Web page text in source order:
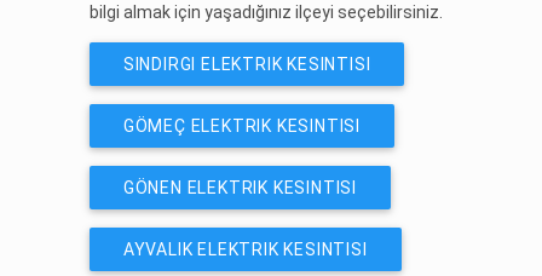
bilgi almak için yaşadığınız ilçeyi seçebilirsiniz.
SINDIRGI ELEKTRIK KESINTISI
GÖMEÇ ELEKTRIK KESINTISI
GÖNEN ELEKTRIK KESINTISI
AYVALIK ELEKTRIK KESINTISI